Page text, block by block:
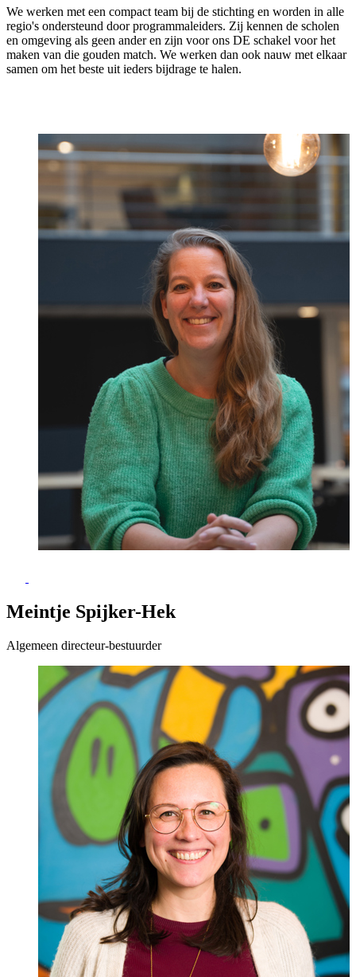
We werken met een compact team bij de stichting en worden in alle
regio's ondersteund door programmaleiders. Zij kennen de scholen
en omgeving als geen ander en zijn voor ons DE schakel voor het
maken van die gouden match. We werken dan ook nauw met elkaar
samen om het beste uit ieders bijdrage te halen.
Meintje Spijker-Hek
Algemeen directeur-bestuurder